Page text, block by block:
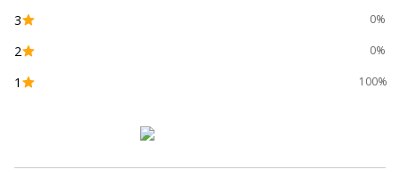
3 0%
2 0%
1 100%